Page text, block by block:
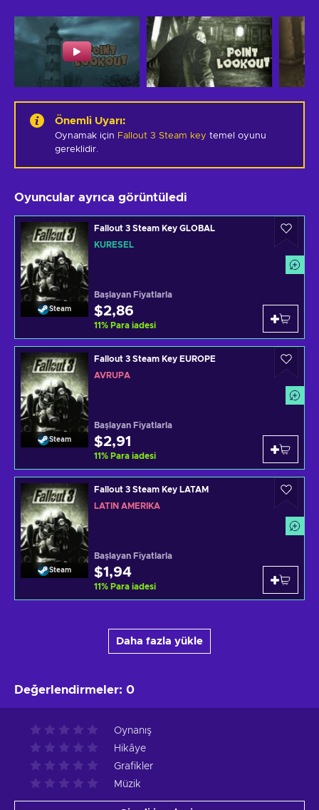
Önemli Uyarı:
Oynamak için Fallout 3 Steam key temel oyunu
gereklidir.
Oyuncular ayrıca görüntüledi
Steam
Fallout 3 Steam Key GLOBAL
KÜRESEL
Başlayan Fiyatlarla
$2,86
11% Para iadesi
Steam
Fallout 3 Steam Key EUROPE
AVRUPA
Başlayan Fiyatlarla
$2,91
11% Para iadesi
Steam
Fallout 3 Steam Key LATAM
LATIN AMERIKA
Başlayan Fiyatlarla
$1,94
11% Para iadesi
Daha fazla yükle
Değerlendirmeler: 0
Oynanış
Hikâye
Grafikler
Müzik